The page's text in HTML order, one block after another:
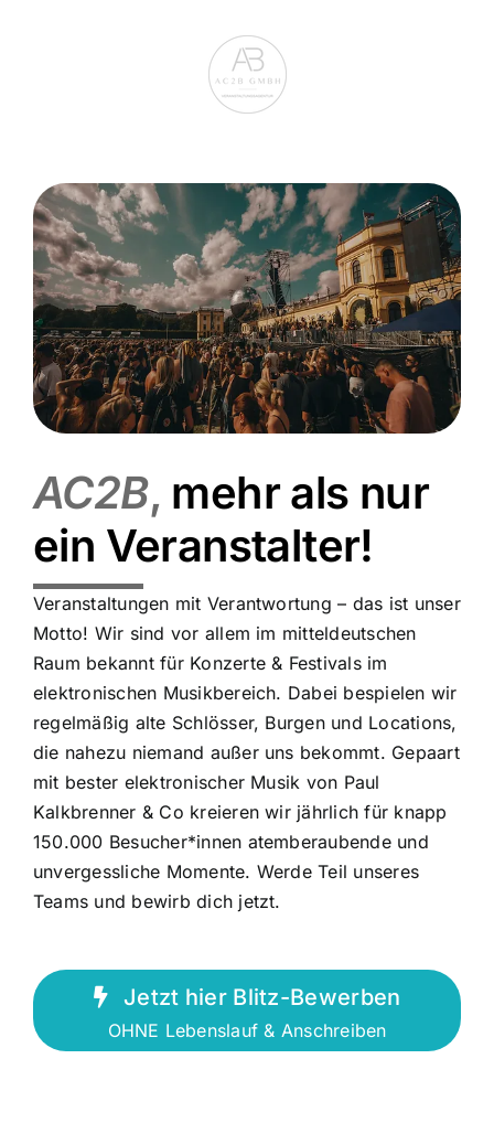
AC2B, mehr als nur
ein Veranstalter!
Veranstaltungen mit Verantwortung – das ist unser
Motto! Wir sind vor allem im mitteldeutschen
Raum bekannt für Konzerte & Festivals im
elektronischen Musikbereich. Dabei bespielen wir
regelmäßig alte Schlösser, Burgen und Locations,
die nahezu niemand außer uns bekommt. Gepaart
mit bester elektronischer Musik von Paul
Kalkbrenner & Co kreieren wir jährlich für knapp
150.000 Besucher*innen atemberaubende und
unvergessliche Momente. Werde Teil unseres
Teams und bewirb dich jetzt.
Jetzt hier Blitz-Bewerben
OHNE Lebenslauf & Anschreiben